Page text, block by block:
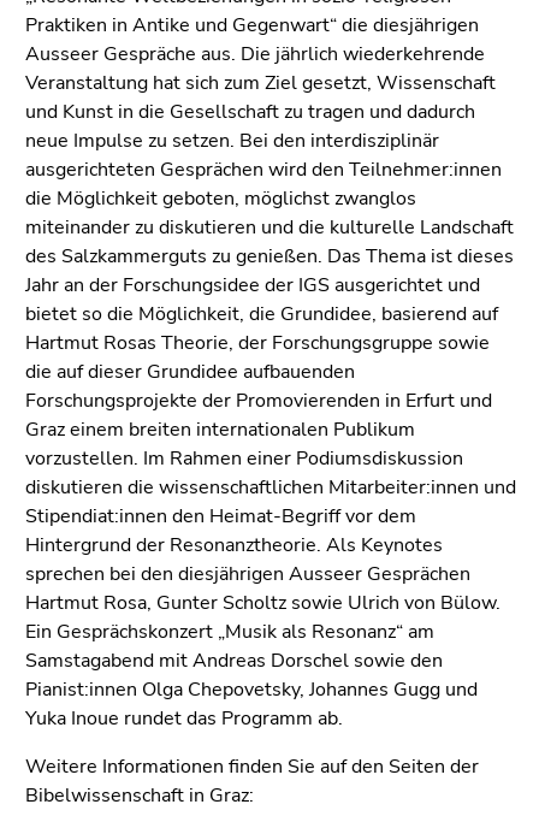
Sie diesen
Link.
Zum
Inhalt
(Zugriffstaste
1)
Zur
Positionsanzeige
(Zugriffstaste
2)
Zur
Hauptnavigation
(Zugriffstaste
3)
Zur
Unternavigation
(Zugriffstaste
4)
Zu
den
Zusatzinformationen
(Zugriffstaste
5)
Zu
Seiteneinstellungen
(Benutzer/Sprache)
Praktiken in Antike und Gegenwart“ die diesjährigen
Ausseer Gespräche aus. Die jährlich wiederkehrende
Veranstaltung hat sich zum Ziel gesetzt, Wissenschaft
und Kunst in die Gesellschaft zu tragen und dadurch
neue Impulse zu setzen. Bei den interdisziplinär
ausgerichteten Gesprächen wird den Teilnehmer:innen
die Möglichkeit geboten, möglichst zwanglos
miteinander zu diskutieren und die kulturelle Landschaft
des Salzkammerguts zu genießen. Das Thema ist dieses
Jahr an der Forschungsidee der IGS ausgerichtet und
bietet so die Möglichkeit, die Grundidee, basierend auf
Hartmut Rosas Theorie, der Forschungsgruppe sowie
die auf dieser Grundidee aufbauenden
Forschungsprojekte der Promovierenden in Erfurt und
Graz einem breiten internationalen Publikum
vorzustellen. Im Rahmen einer Podiumsdiskussion
diskutieren die wissenschaftlichen Mitarbeiter:innen und
Stipendiat:innen den Heimat-Begriff vor dem
Hintergrund der Resonanztheorie. Als Keynotes
sprechen bei den diesjährigen Ausseer Gesprächen
Hartmut Rosa, Gunter Scholtz sowie Ulrich von Bülow.
Ein Gesprächskonzert „Musik als Resonanz“ am
Samstagabend mit Andreas Dorschel sowie den
Pianist:innen Olga Chepovetsky, Johannes Gugg und
Yuka Inoue rundet das Programm ab.
Weitere Informationen finden Sie auf den Seiten der
Bibelwissenschaft in Graz: